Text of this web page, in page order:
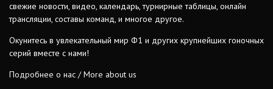
свежие новости, видео, календарь, турнирные таблицы, онлайн
трансляции, составы команд, и многое другое.
Окунитесь в увлекательный мир Ф1 и других крупнейших гоночных
серий вместе с нами!
Подробнее о нас / More about us